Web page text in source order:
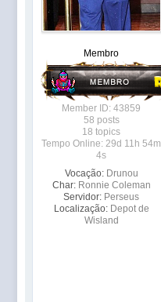
Membro
Member ID: 43859
58 posts
18 topics
Tempo Online: 29d 11h 54m
4s
Vocação: Drunou
Char: Ronnie Coleman
Servidor: Perseus
Localização: Depot de
Wisland